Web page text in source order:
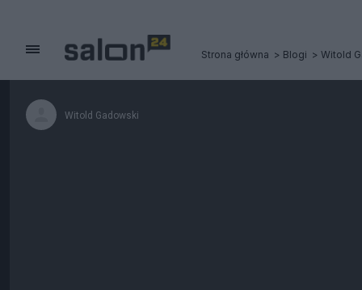
Strona główna Blogi Witold
Witold Gadowski